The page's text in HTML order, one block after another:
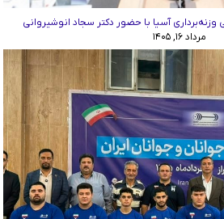
آسیا با حضور دکتر سجاد انوشیروانی
مرداد ۱۶, ۱۴۰۵